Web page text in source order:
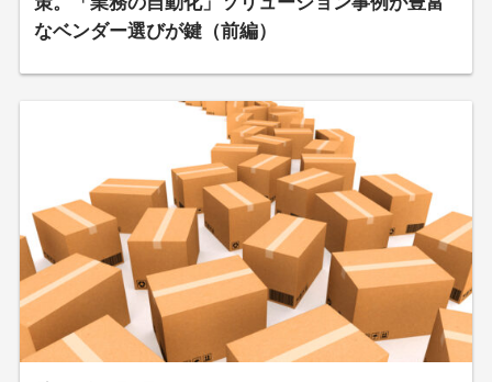
なベンダー選びが鍵（前編）